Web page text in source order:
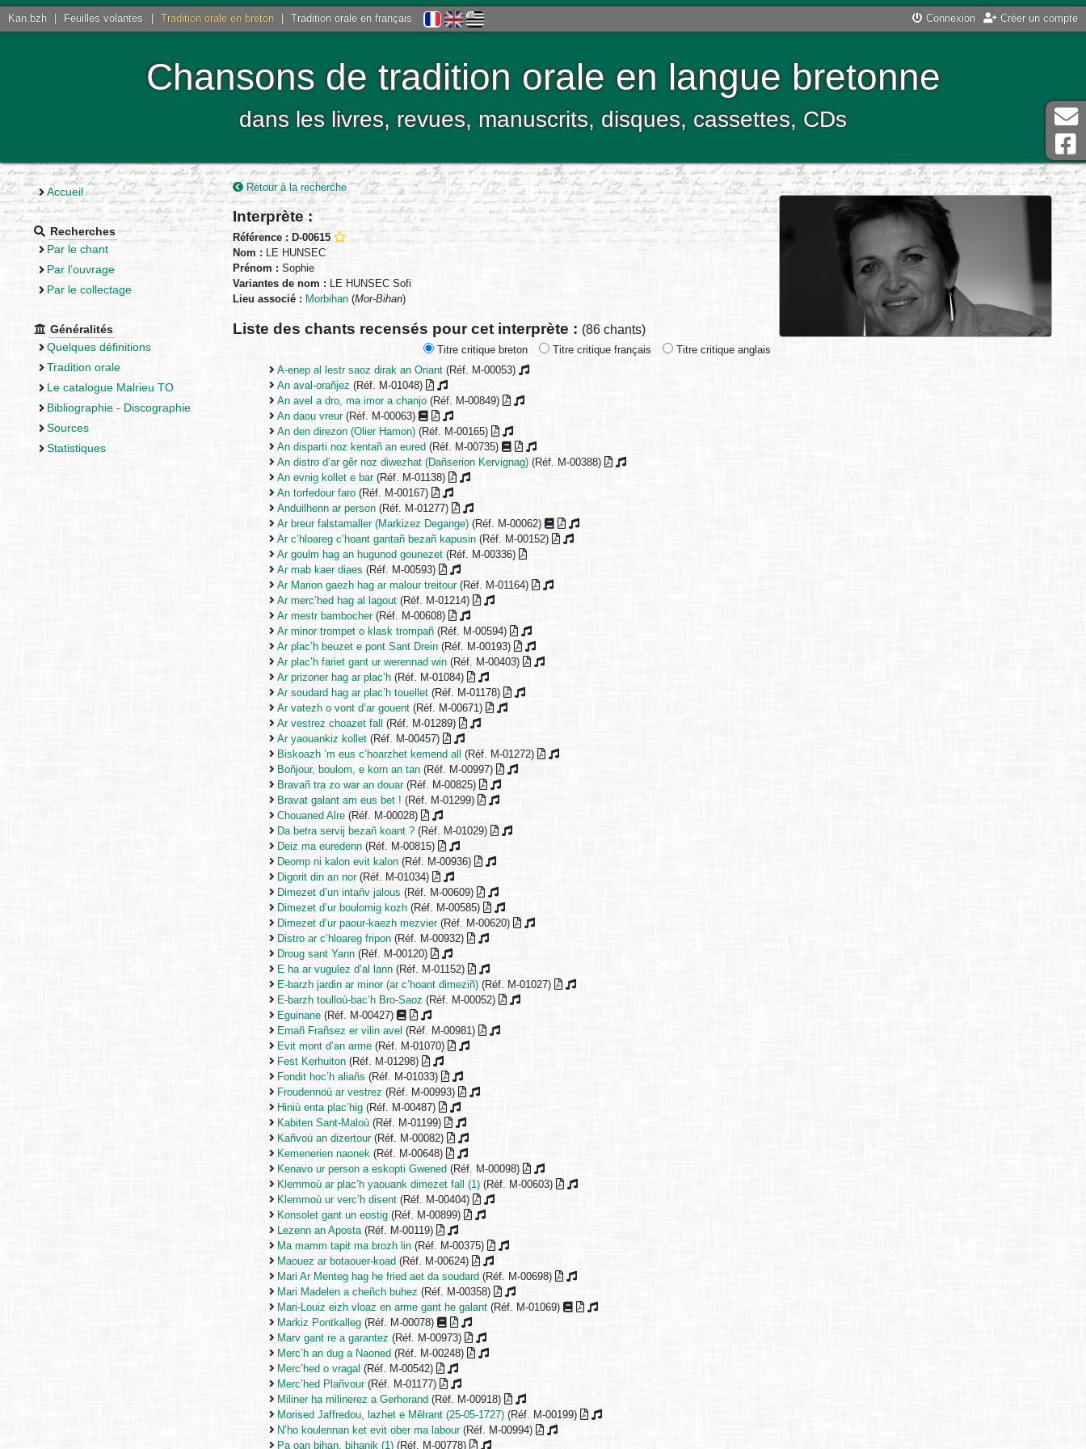
Kan.bzh Feuilles volantes Tradition orale en breton Tradition orale en français Connexion Créer un compte
Chansons de tradition orale en langue bretonne
dans les livres, revues, manuscrits, disques, cassettes, CDs
Accueil
Recherches
Par le chant
Par l’ouvrage
Par le collectage
Généralités
Quelques définitions
Tradition orale
Le catalogue Malrieu TO
Bibliographie - Discographie
Sources
Statistiques
Retour à la recherche
Interprète :
Référence : D-00615
Nom : LE HUNSEC
Prénom : Sophie
Variantes de nom : LE HUNSEC Sofi
Lieu associé : Morbihan (Mor-Bihan)
Liste des chants recensés pour cet interprète : (86 chants)
Titre critique breton Titre critique français
Titre critique anglais
A-enep al lestr saoz dirak an Oriant (Réf. M-00053)
An aval-orañjez (Réf. M-01048)
An avel a dro, ma imor a chanjo (Réf. M-00849)
An daou vreur(Réf. M-00063)
An den direzon (Olier Hamon) (Réf. M-00165)
An disparti noz kentañ an eured (Réf. M-00735)
An distro d’ar gêr noz diwezhat (Dañserion Kervignag) (Réf. M-00388)
An evnig kollet e bar(Réf. M-01138)
An torfedour faro (Réf. M-00167)
Anduilhenn ar person (Réf. M-01277)
Ar breur falstamaller (Markizez Degange) (Réf. M-00062)
Ar c’hloareg c’hoant gantañ bezañ kapusin (Réf. M-00152)
Ar goulm hag an hugunod gounezet (Réf. M-00336)
Ar mab kaer diaes (Réf. M-00593)
Ar Marion gaezh hag ar malour treitour(Réf. M-01164)
Ar merc’hed hag al lagout (Réf. M-01214)
Ar mestr bambocher(Réf. M-00608)
Ar minor trompet o klask trompañ (Réf. M-00594)
Ar plac’h beuzet e pont Sant Drein (Réf. M-00193)
Ar plac’h fariet gant ur werennad win (Réf. M-00403)
Ar prizoner hag ar plac’h (Réf. M-01084)
Ar soudard hag ar plac’h touellet (Réf. M-01178)
Ar vatezh o vont d’ar gouent (Réf. M-00671)
Ar vestrez choazet fall
(Réf. M-01289)
Ar yaouankiz kollet (Réf. M-00457)
Biskoazh ’m eus c’hoarzhet kemend all
(Réf. M-01272)
Boñjour, boulom, e korn an tan (Réf. M-00997)
Bravañ tra zo war an douar(Réf. M-00825)
Bravat galant am eus bet ! (Réf. M-01299)
Chouaned Alre (Réf. M-00028)
Da betra servij bezañ koant ? (Réf. M-01029)
Deiz ma euredenn (Réf. M-00815)
Deomp ni kalon evit kalon (Réf. M-00936)
Digorit din an nor(Réf. M-01034)
Dimezet d’un intañv jalous (Réf. M-00609)
Dimezet d’ur boulomig kozh (Réf. M-00585)
Dimezet d’ur paour-kaezh mezvier(Réf. M-00620)
Distro ar c’hloareg fripon (Réf. M-00932)
Droug sant Yann (Réf. M-00120)
E ha ar vugulez d’al lann (Réf. M-01152)
E-barzh jardin ar minor (ar c’hoant dimeziñ) (Réf. M-01027)
E-barzh toulloù-bac’h Bro-Saoz (Réf. M-00052)
Eguinane (Réf. M-00427)
Emañ Frañsez er vilin avel (Réf. M-00981)
Evit mont d’an arme (Réf. M-01070)
Fest Kerhuiton (Réf. M-01298)
Fondit hoc’h aliañs (Réf. M-01033)
Froudennoù ar vestrez (Réf. M-00993)
Hiniù enta plac’hig (Réf. M-00487)
Kabiten Sant-Maloù (Réf. M-01199)
Kañvoù an dizertour(Réf. M-00082)
Kemenerien naonek (Réf. M-00648)
Kenavo ur person a eskopti Gwened (Réf. M-00098)
Klemmoù ar plac’h yaouank dimezet fall (1) (Réf. M-00603)
Klemmoù ur verc’h disent (Réf. M-00404)
Konsolet gant un eostig (Réf. M-00899)
Lezenn an Aposta (Réf. M-00119)
Ma mamm tapit ma brozh lin (Réf. M-00375)
Maouez ar botaouer-koad (Réf. M-00624)
Mari Ar Menteg hag he fried aet da soudard (Réf. M-00698)
Mari Madelen a cheñch buhez (Réf. M-00358)
Mari-Louiz eizh vloaz en arme gant he galant (Réf. M-01069)
Markiz Pontkalleg (Réf. M-00078)
Marv gant re a garantez (Réf. M-00973)
Merc’h an dug a Naoned (Réf. M-00248)
Merc’hed o vragal (Réf. M-00542)
Merc’hed Plañvour (Réf. M-01177)
Miliner ha milinerez a Gerhorand (Réf. M-00918)
Morised Jaffredou, lazhet e Mêlrant (25-05-1727) (Réf. M-00199)
N’ho koulennan ket evit ober ma labour (Réf. M-00994)
Pa oan bihan, bihanik (1) (Réf. M-00778)